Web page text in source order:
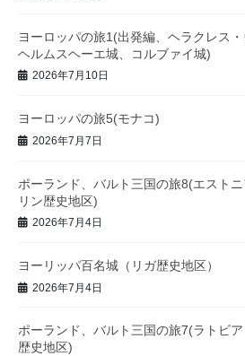
ヨーロッパの旅1(出発編、ヘラクレス
ヘルムスヘーエ城、コルブァイ城)
2026年7月10日
ヨーロッパの旅5(モナコ)
2026年7月7日
ポーランド、バルト三国の旅8(エストニ
リン歴史地区)
2026年7月4日
ヨーリッパ百名城（リガ歴史地区）
2026年7月4日
ポーランド、バルト三国の旅7(ラトビ
歴史地区)